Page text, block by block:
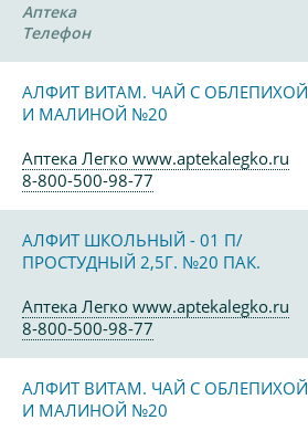
Аптека
Телефон
АЛФИТ ВИТАМ. ЧАЙ С ОБЛЕПИХОЙ
И МАЛИНОЙ №20
Аптека Легко www.aptekalegko.ru
8-800-500-98-77
АЛФИТ ШКОЛЬНЫЙ - 01 П/
ПРОСТУДНЫЙ 2,5Г. №20 ПАК.
Аптека Легко www.aptekalegko.ru
8-800-500-98-77
АЛФИТ ВИТАМ. ЧАЙ С ОБЛЕПИХОЙ
И МАЛИНОЙ №20